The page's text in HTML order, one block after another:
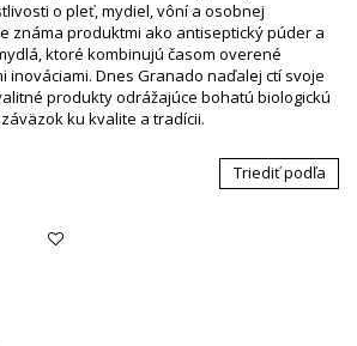
o pleť, mydiel, vôní a osobnej
známa produktmi ako antiseptický púder a
ktoré kombinujú časom overené
inováciami. Dnes Granado naďalej ctí svoje
produkty odrážajúce bohatú biologickú
ku kvalite a tradícii.
Triediť podľa